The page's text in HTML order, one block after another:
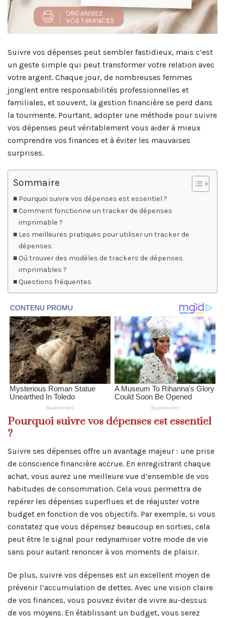
Suivre vos dépenses peut sembler fastidieux, mais c’est
un geste simple qui peut transformer votre relation avec
votre argent. Chaque jour, de nombreuses femmes
jonglent entre responsabilités professionnelles et
familiales, et souvent, la gestion financière se perd dans
la tourmente. Pourtant, adopter une méthode pour suivre
vos dépenses peut véritablement vous aider à mieux
comprendre vos finances et à éviter les mauvaises
surprises.
Sommaire
Pourquoi suivre vos dépenses est essentiel ?
Comment fonctionne un tracker de dépenses
imprimable ?
Les meilleures pratiques pour utiliser un tracker de
dépenses
Où trouver des modèles de trackers de dépenses
imprimables ?
Questions fréquentes
Pourquoi suivre vos dépenses est essentiel
?
Suivre ses dépenses offre un avantage majeur : une prise
de conscience financière accrue. En enregistrant chaque
achat, vous aurez une meilleure vue d’ensemble de vos
habitudes de consommation. Cela vous permettra de
repérer les dépenses superflues et de réajuster votre
budget en fonction de vos objectifs. Par exemple, si vous
constatez que vous dépensez beaucoup en sorties, cela
peut être le signal pour redynamiser votre mode de vie
sans pour autant renoncer à vos moments de plaisir.
De plus, suivre vos dépenses est un excellent moyen de
prévenir l’accumulation de dettes. Avec une vision claire
de vos finances, vous pouvez éviter de vivre au-dessus
de vos moyens. En établissant un budget, vous serez